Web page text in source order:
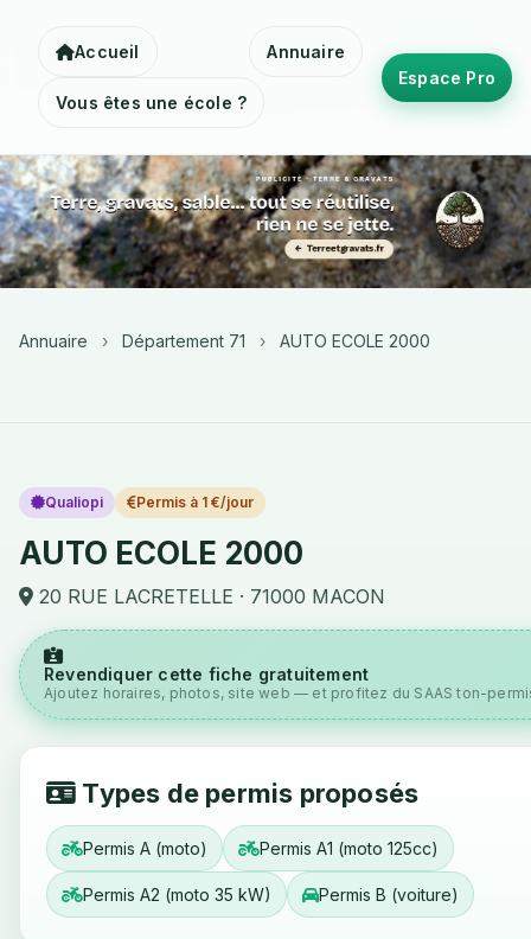
Accueil Annuaire
Vous êtes une école ?
Espace Pro
Annuaire › Département 71 › AUTO ECOLE 2000
Qualiopi Permis à 1 €/jour
AUTO ECOLE 2000
20 RUE LACRETELLE · 71000 MACON
Revendiquer cette fiche gratuitement
Ajoutez horaires, photos, site web — et profitez du SAAS ton-
Types de permis proposés
Permis A (moto) Permis A1 (moto 125cc)
Permis A2 (moto 35 kW) Permis B (voiture)